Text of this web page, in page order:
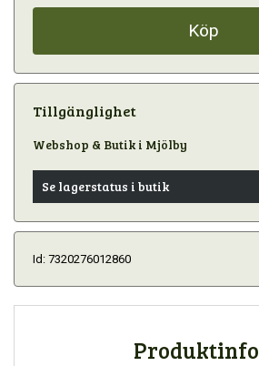
Köp
Tillgänglighet
Webshop & Butik i Mjölby
Se lagerstatus i butik
Id: 7320276012860
Produktinfo